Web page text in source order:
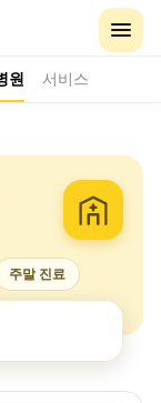
원 서비스
주말 진료